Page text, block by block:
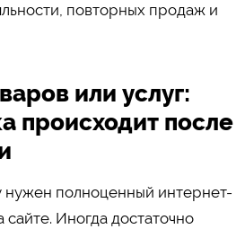
повторных продаж и
или услуг:
происходит после
нужен полноценный интернет-
сайте. Иногда достаточно